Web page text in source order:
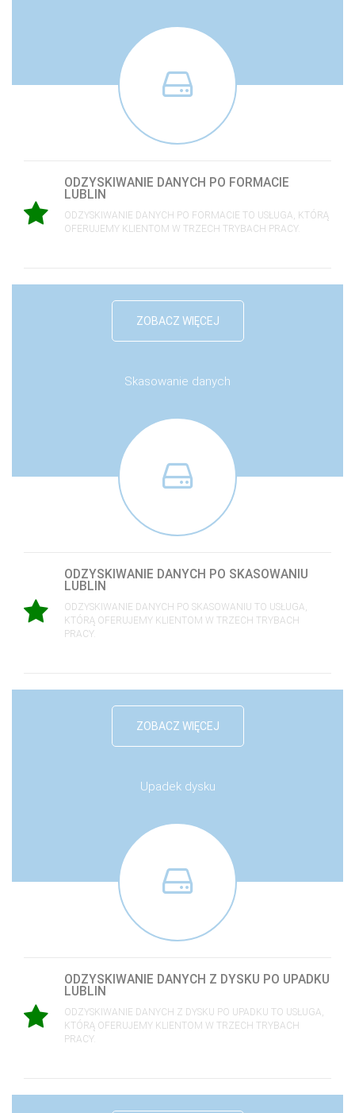
ODZYSKIWANIE DANYCH PO FORMACIE
LUBLIN
ODZYSKIWANIE DANYCH PO FORMACIE TO USŁUGA, KTÓRĄ
OFERUJEMY KLIENTOM W TRZECH TRYBACH PRACY.
ZOBACZ WIĘCEJ
Skasowanie danych
ODZYSKIWANIE DANYCH PO SKASOWANIU
LUBLIN
ODZYSKIWANIE DANYCH PO SKASOWANIU TO USŁUGA,
KTÓRĄ OFERUJEMY KLIENTOM W TRZECH TRYBACH
PRACY.
ZOBACZ WIĘCEJ
Upadek dysku
ODZYSKIWANIE DANYCH Z DYSKU PO UPADKU
LUBLIN
ODZYSKIWANIE DANYCH Z DYSKU PO UPADKU TO USŁUGA,
KTÓRĄ OFERUJEMY KLIENTOM W TRZECH TRYBACH
PRACY.